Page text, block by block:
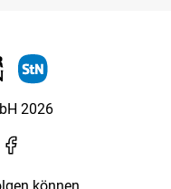
2026
können